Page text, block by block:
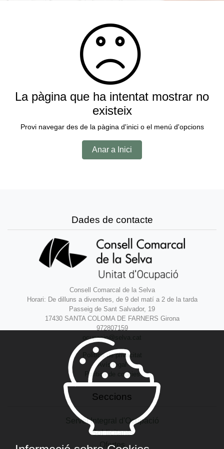
La pàgina que ha intentat mostrar no
existeix
Provi navegar des de la pàgina d'inici o el menú d'opcions
Anar a Inici
Dades de contacte
Consell Comarcal de la Selva
Horari: De dilluns a divendres, de 9 del matí a 2 de la tarda
Passeig de Sant Salvador, 19
17430 SANTA COLOMA DE FARNERS Girona
972807159
ocupacio@selva.cat
Política de privacitat
Avís legal
Política de cookies
Seccions
Servei Integral d'Ocupació
Sol·licitants
Ofertes